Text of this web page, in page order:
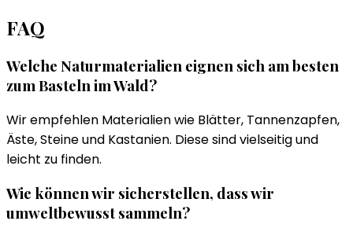
FAQ
Welche Naturmaterialien eignen sich am besten
zum Basteln im Wald?
Wir empfehlen Materialien wie Blätter, Tannenzapfen,
Äste, Steine und Kastanien. Diese sind vielseitig und
leicht zu finden.
Wie können wir sicherstellen, dass wir
umweltbewusst sammeln?